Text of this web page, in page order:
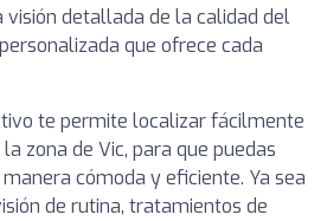
visión detallada de la calidad del
que ofrece cada
te permite localizar fácilmente
zona de Vic, para que puedas
cómoda y eficiente. Ya sea
de rutina, tratamientos de